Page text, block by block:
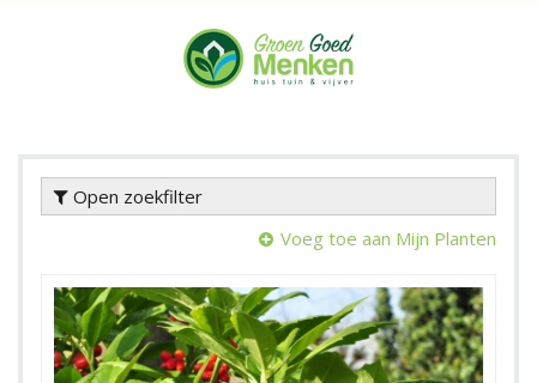
Open zoekfilter
Voeg toe aan Mijn Planten